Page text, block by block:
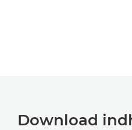
Download